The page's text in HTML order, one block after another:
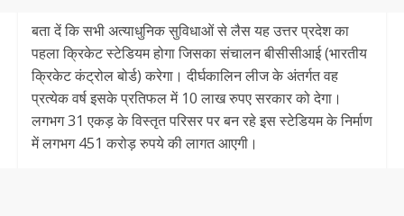
बता दें कि सभी अत्याधुनिक सुविधाओं से लैस यह उत्तर प्रदेश का
पहला क्रिकेट स्टेडियम होगा जिसका संचालन बीसीसीआई (भारतीय
क्रिकेट कंट्रोल बोर्ड) करेगा। दीर्घकालिन लीज के अंतर्गत वह
प्रत्येक वर्ष इसके प्रतिफल में 10 लाख रुपए सरकार को देगा।
लगभग 31 एकड़ के विस्तृत परिसर पर बन रहे इस स्टेडियम के निर्माण
में लगभग 451 करोड़ रुपये की लागत आएगी।